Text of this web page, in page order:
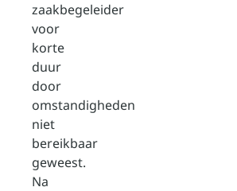
zaakbegeleider
voor
korte
duur
door
omstandigheden
niet
bereikbaar
geweest.
Na